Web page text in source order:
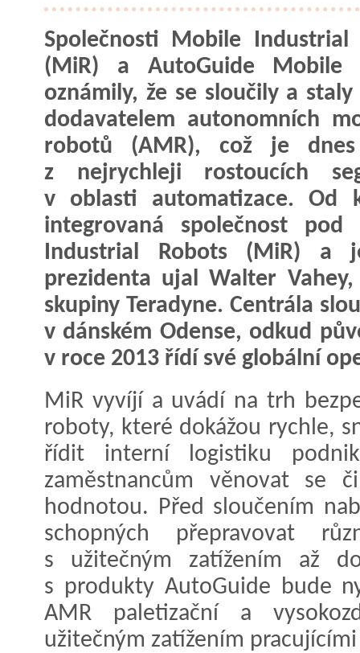
Společnosti Mobile Industrial
(MiR) a AutoGuide Mobile
oznámily, že se sloučily a
dodavatelem autonomních
robotů (AMR), což je
z nejrychleji rostoucích
v oblasti automatizace. Od
integrovaná společnost
Industrial Robots (MiR) a
prezidenta ujal Walter
skupiny Teradyne. Centrála
v dánském Odense, odkud
v roce 2013 řídí své globální
MiR vyvíjí a uvádí na trh
roboty, které dokážou rychle,
řídit interní logistiku
zaměstnancům věnovat se
hodnotou. Před sloučením
schopných přepravovat
s užitečným zatížením až
s produkty AutoGuide bude
AMR paletizační a
užitečným zatížením